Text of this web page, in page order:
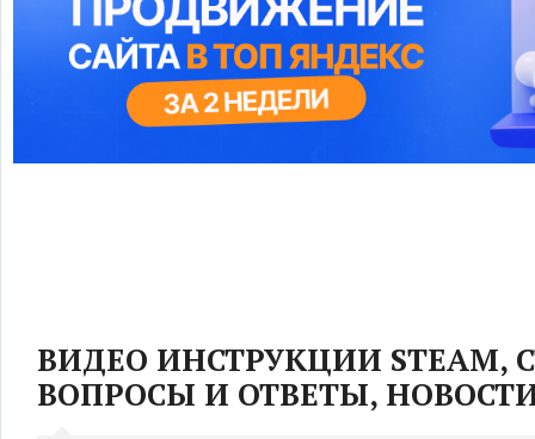
ВИДЕО ИНСТРУКЦИИ STEAM,
ВОПРОСЫ И ОТВЕТЫ, НОВОСТИ